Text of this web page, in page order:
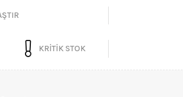
KRITIK STOK